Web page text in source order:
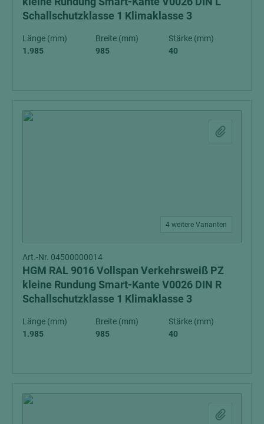
Schallschutzklasse 1 Klimaklasse 3
Länge (mm)
1.985
Breite (mm)
985
Stärke (mm)
40
4 weitere Varianten
Art.-Nr. 04500000014
HGM RAL 9016 Vollspan Verkehrsweiß PZ
kleine Rundung Smart-Kante V0026 DIN R
Schallschutzklasse 1 Klimaklasse 3
Länge (mm)
1.985
Breite (mm)
985
Stärke (mm)
40